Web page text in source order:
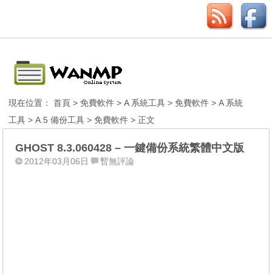
現在位置：首頁 >免費軟件 >A 系統工具 >免費軟件 >A 系統
工具 >A.5 備份工具 >免費軟件 > 正文
GHOST 8.3.060428 – 一鍵備份系統繁體中文版
2012年03月06日 暫無評論